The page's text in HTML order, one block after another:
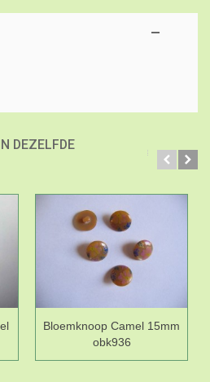
DEZELFDE
Bloemknoop Camel 15mm
obk936